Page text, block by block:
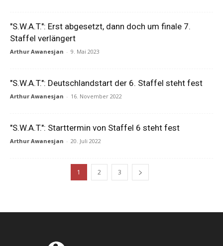
"S.W.A.T.": Erst abgesetzt, dann doch um finale 7.
Staffel verlängert
Arthur Awanesjan - 9. Mai 2023
"S.W.A.T.": Deutschlandstart der 6. Staffel steht fest
Arthur Awanesjan - 16. November 2022
"S.W.A.T.": Starttermin von Staffel 6 steht fest
Arthur Awanesjan - 20. Juli 2022
1 2 3